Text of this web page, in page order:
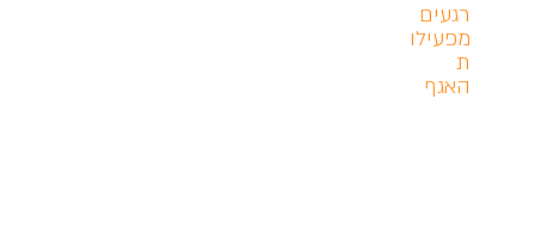
רגעים
מפעילו
ת
האגף